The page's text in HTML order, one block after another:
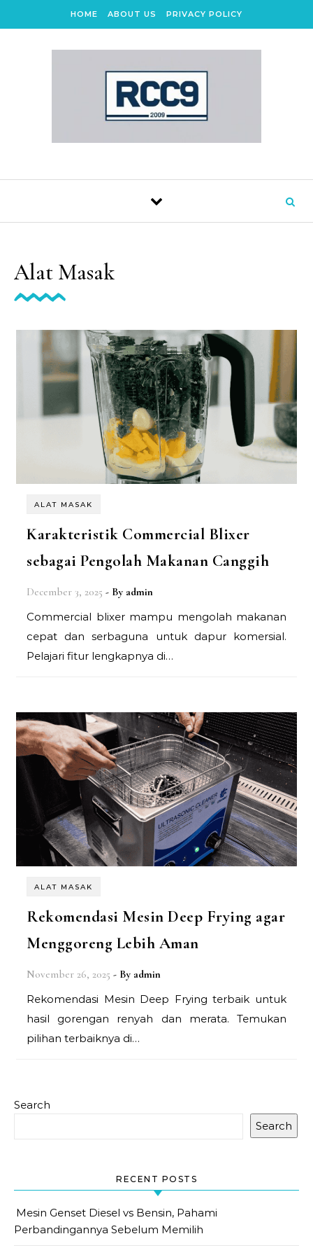
HOME ABOUT US PRIVACY POLICY
Alat Masak
ALAT MASAK
Karakteristik Commercial Blixer
sebagai Pengolah Makanan Canggih
December 3, 2025 - By admin
Commercial blixer mampu mengolah makanan
cepat dan serbaguna untuk dapur komersial.
Pelajari fitur lengkapnya di…
ALAT MASAK
Rekomendasi Mesin Deep Frying agar
Menggoreng Lebih Aman
November 26, 2025 - By admin
Rekomendasi Mesin Deep Frying terbaik untuk
hasil gorengan renyah dan merata. Temukan
pilihan terbaiknya di…
Search
Search
RECENT POSTS
Mesin Genset Diesel vs Bensin, Pahami
Perbandingannya Sebelum Memilih